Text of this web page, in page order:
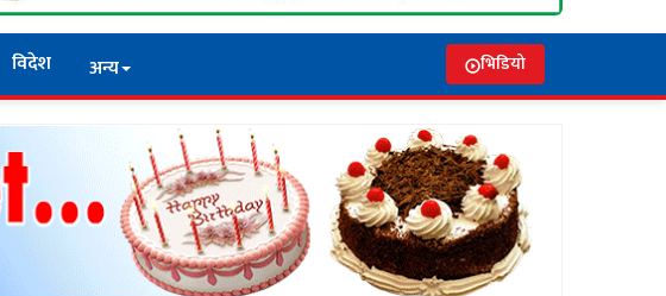
विदेश अन्य भिडियो